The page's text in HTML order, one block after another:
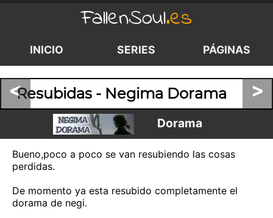
FallenSoul.es
INICIO SERIES PÁGINAS
< >
Resubidas - Negima Dorama
Dorama
Bueno,poco a poco se van resubiendo las cosas
perdidas.
De momento ya esta resubido completamente el
dorama de negi.